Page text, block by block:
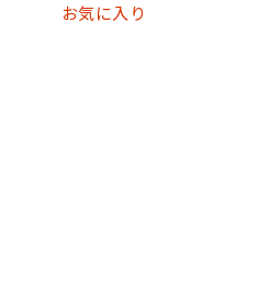
お気に入り